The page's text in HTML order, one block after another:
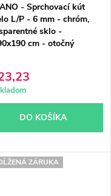
- Sprchovací kút
L/P - 6 mm - chróm,
sklo -
cm - otočný
DO KOŠÍKA
ZÁRUKA